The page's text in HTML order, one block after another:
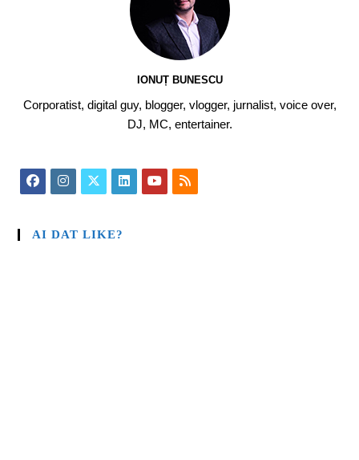
IONUȚ BUNESCU
Corporatist, digital guy, blogger, vlogger, jurnalist, voice over,
DJ, MC, entertainer.
AI DAT LIKE?